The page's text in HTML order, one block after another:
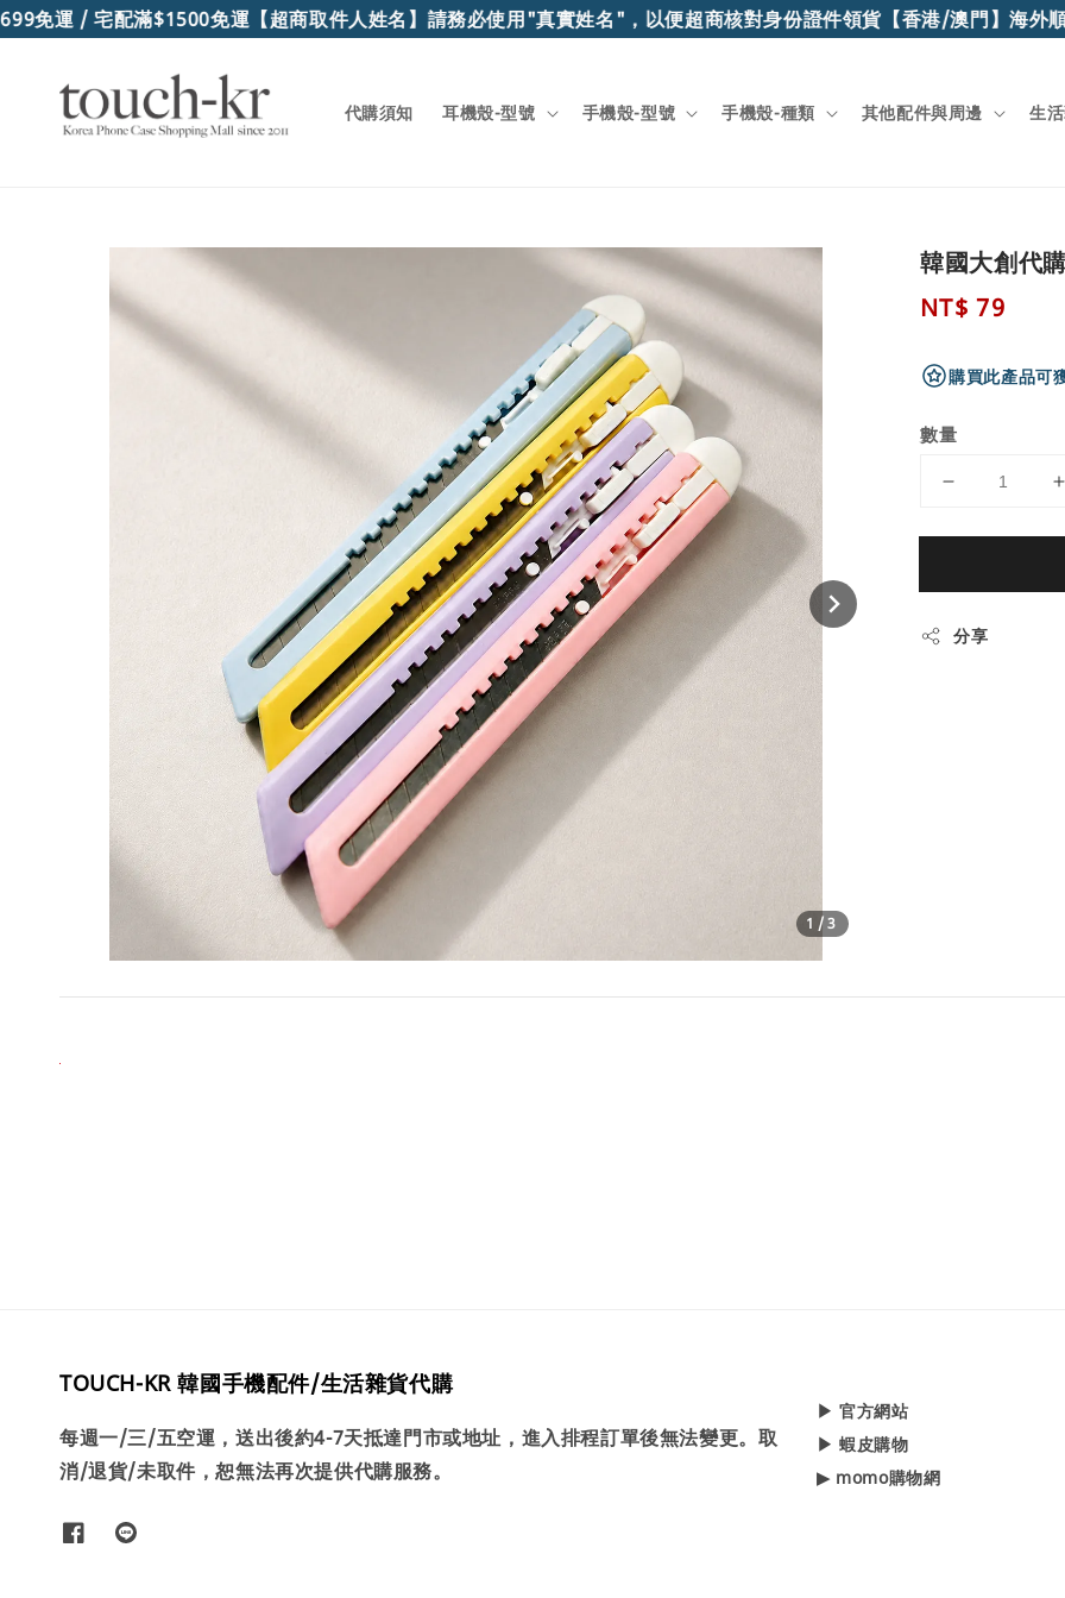
免運 / 宅配滿$1500免運【超商取件人姓名】請務必使用"真實姓名"，以便超商核對身份證件領貨【香港/澳門】海外順
代購須知 耳機殼-型號 手機殼-型號 手機殼-種類 其他配件與周邊 生
1 /3
韓國大創代
Regular
NT$ 79
購買此產品可
數量
分享
TOUCH-KR 韓國手機配件/生活雜貨代購
每週一/三/五空運，送出後約4-7天抵達門市或地址，進入排程訂單後無法變更。取
消/退貨/未取件，恕無法再次提供代購服務。
▶ 官方網站
▶ 蝦皮購物
▶ momo購物網